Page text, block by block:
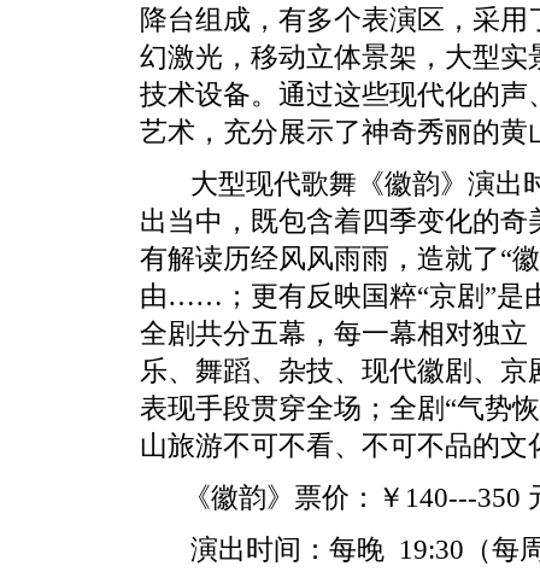
降台组成，有多个表演区，采
幻激光，移动立体景架，大型
技术设备。通过这些现代化的
艺术，充分展示了神奇秀丽
大型现代歌舞《徽韵》演出
出当中，既包含着四季变化的
有解读历经风风雨雨，造就了“
由……；更有反映国粹“京剧”是
全剧共分五幕，每一幕相对独
乐、舞蹈、杂技、现代徽剧、
表现手段贯穿全场；全剧“气势
山旅游不可不看、不可不品的文
《徽韵》票价：￥140---350
演出时间：每晚 19:30（每